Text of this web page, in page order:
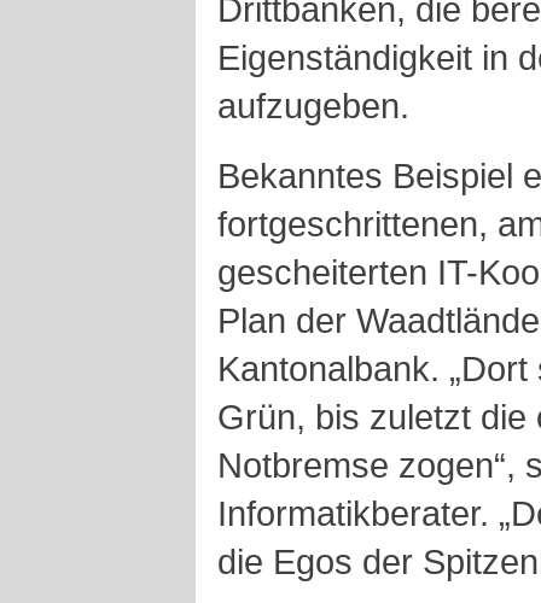
Drittbanken, die
Eigenständigkeit in
aufzugeben.
Bekanntes Beispiel
fortgeschrittenen,
gescheiterten IT-
Plan der
Kantonalbank.
Grün, bis zuletzt
Notbremse zogen“,
Informatikberater.
die Egos der